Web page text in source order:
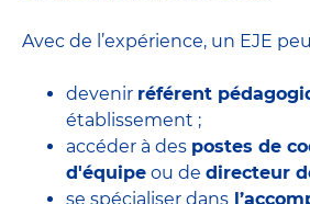
Avec de l’expérience, un EJE
devenir référent
établissement ;
accéder à des postes de
d'équipe ou de directeur
se spécialiser dans